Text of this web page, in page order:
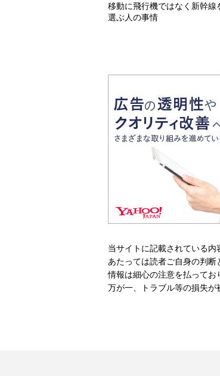
移動に飛行機ではなく新幹線
選ぶ人の事情
当サイトに記載されている
あたっては読者ご自身の判
情報は細心の注意を払ってお
万が一、トラブル等の損失が